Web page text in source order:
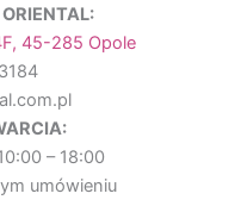
45-285 Opole
– 18:00
umówieniu